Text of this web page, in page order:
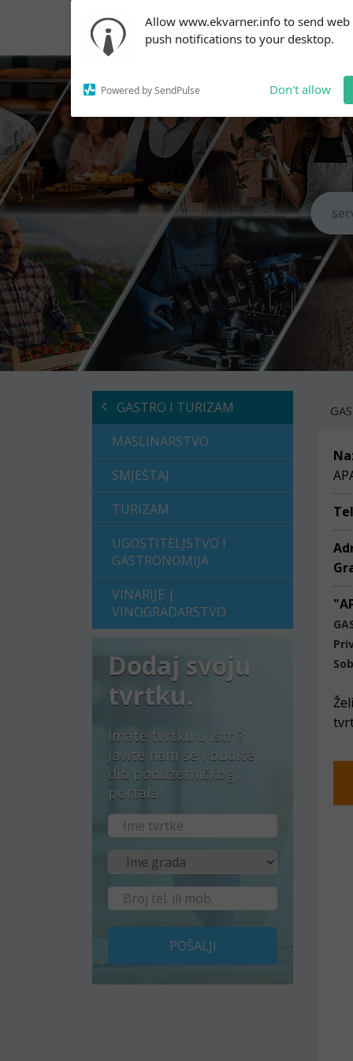
Allow www.ekvarner.info to send web
push notifications to your desktop.
Powered by SendPulse Don't allow
notifications!
To enable permission prompts, click
on the notification icon
GASTRO I TURIZAM
MASLINARSTVO
SMJEŠTAJ
TURIZAM
UGOSTITELJSTVO I
GASTRONOMIJA
VINARIJE |
VINOGRADARSTVO
Dodaj svoju
tvrtku.
Imate tvrtku u Istri?
Javite nam se i budite
dio poduzetničkog
portala!
POŠALJI